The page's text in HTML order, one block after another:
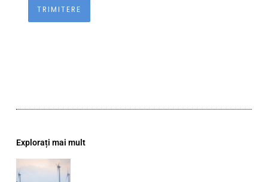
Explorați mai mult